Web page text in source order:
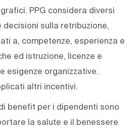
PPG considera diversi
sulla retribuzione,
a, competenze, esperienza e
ed istruzione, licenze e
esigenze organizzative.
altri incentivi.
benefit per i dipendenti sono
la salute e il benessere